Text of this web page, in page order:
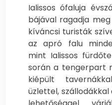
Ialissos ófaluja
bájával ragadja
kíváncsi turisták
az apró falu
mint Ialissos
során a tengerpart
kiépült
üzlettel, szállodákkal